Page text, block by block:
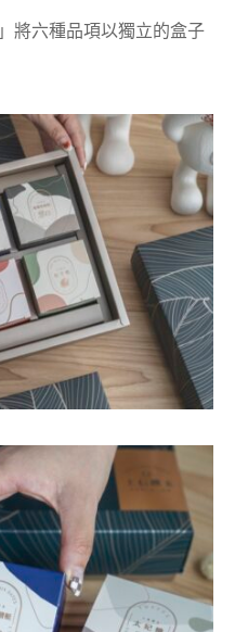
」將六種品項以獨立的盒子